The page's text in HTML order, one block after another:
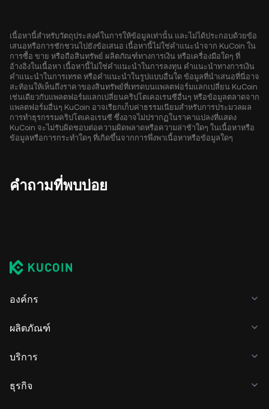
เนื้อหานี้สำหรับวัตถุประสงค์ในการให้ข้อมูลเท่านั้น และไม่ได้ประกอบด้วยข้อ
เสนอหรือการชักชวนไปยังข้อเสนอ เนื้อหานี้ไม่ใช่คำแนะนำจาก KuCoin ใน
การซื้อ ขาย หรือถือสินทรัพย์ ผลิตภัณฑ์ทางการเงิน หรือเครื่องมือใดๆ ที่
อ้างอิงในเนื้อหา เนื้อหานี้ไม่ใช่คำแนะนำในการลงทุน คำแนะนำทางการเงิน
คำแนะนำในการเทรด หรือคำแนะนำในรูปแบบอื่นใด ข้อมูลที่นำเสนอที่นี่อาจ
สะท้อนให้เห็นถึงราคาของสินทรัพย์ที่เทรดบนแพลตฟอร์มแลกเปลี่ยน KuCoin
เช่นเดียวกับแพลตฟอร์มแลกเปลี่ยนคริปโตเคอเรนซีอื่นๆ หรือข้อมูลตลาดจาก
แพลตฟอร์มอื่นๆ KuCoin อาจเรียกเก็บค่าธรรมเนียมสำหรับการประมวลผล
การทำธุรกรรมคริปโตเคอเรนซี ซึ่งอาจไม่ปรากฏในราคาแปลงที่แสดง
KuCoin จะไม่รับผิดชอบต่อความผิดพลาดหรือความล่าช้าใดๆ ในเนื้อหาหรือ
ข้อมูลหรือการกระทำใดๆ ที่เกิดขึ้นจากการพึ่งพาเนื้อหาหรือข้อมูลใดๆ
คำถามที่พบบ่อย
องค์กร
ผลิตภัณฑ์
บริการ
ธุรกิจ